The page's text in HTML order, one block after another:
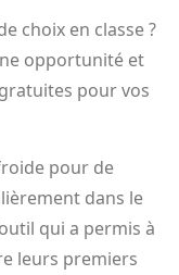
choix en classe ?
opportunité et
pour vos
pour de
dans le
qui a permis à
leurs premiers